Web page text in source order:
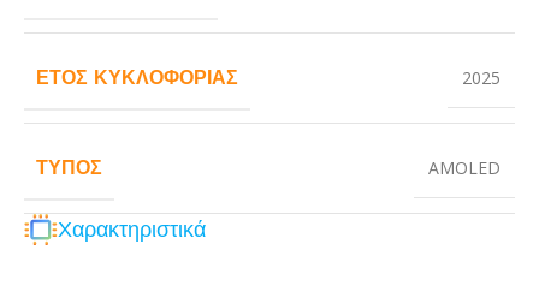
ΈΤΟΣ ΚΥΚΛΟΦΟΡΊΑΣ 2025
ΤΎΠΟΣ AMOLED
Χαρακτηριστικά